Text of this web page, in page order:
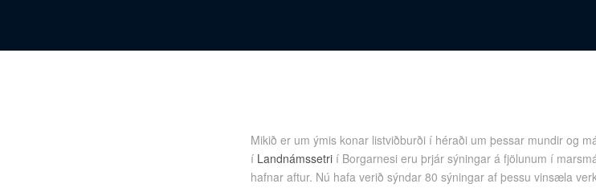
Mikið er um ýmis konar listviðburði í héraði um þessar mundir og
í Landnámssetrií Borgarnesi eru þrjár sýningar á fjölunum í
hafnar aftur. Nú hafa verið sýndar 80 sýningar af þessu vinsæla